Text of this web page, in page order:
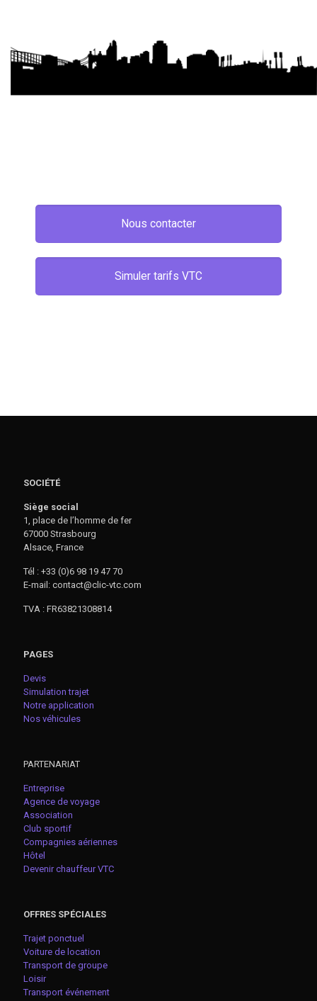
Nous contacter
Simuler tarifs VTC
SOCIÉTÉ
Siège social
1, place de l’homme de fer
67000 Strasbourg
Alsace, France
Tél : +33 (0)6 98 19 47 70
E-mail: contact@clic-vtc.com
TVA : FR63821308814
PAGES
Devis
Simulation trajet
Notre application
Nos véhicules
PARTENARIAT
Entreprise
Agence de voyage
Association
Club sportif
Compagnies aériennes
Hôtel
Devenir chauffeur VTC
OFFRES SPÉCIALES
Trajet ponctuel
Voiture de location
Transport de groupe
Loisir
Transport événement